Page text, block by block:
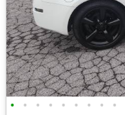
• • • • • • • • •